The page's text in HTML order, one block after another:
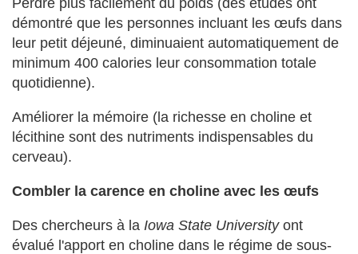
Perdre plus facilement du poids (des études ont
démontré que les personnes incluant les œufs dans
leur petit déjeuné, diminuaient automatiquement de
minimum 400 calories leur consommation totale
quotidienne).
Améliorer la mémoire (la richesse en choline et
lécithine sont des nutriments indispensables du
cerveau).
Combler la carence en choline avec les œufs
Des chercheurs à la Iowa State University ont
évalué l'apport en choline dans le régime de sous-